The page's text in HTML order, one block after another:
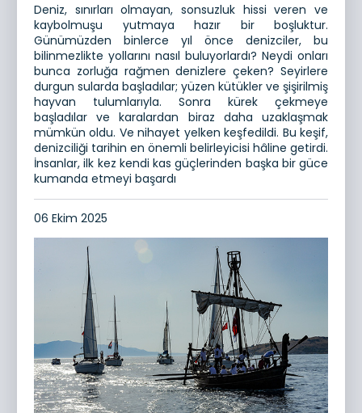
Deniz, sınırları olmayan, sonsuzluk hissi veren ve
kaybolmuşu yutmaya hazır bir boşluktur.
Günümüzden binlerce yıl önce denizciler, bu
bilinmezlikte yollarını nasıl buluyorlardı? Neydi onları
bunca zorluğa rağmen denizlere çeken? Seyirlere
durgun sularda başladılar; yüzen kütükler ve şişirilmiş
hayvan tulumlarıyla. Sonra kürek çekmeye
başladılar ve karalardan biraz daha uzaklaşmak
mümkün oldu. Ve nihayet yelken keşfedildi. Bu keşif,
denizciliği tarihin en önemli belirleyicisi hâline getirdi.
İnsanlar, ilk kez kendi kas güçlerinden başka bir güce
kumanda etmeyi başardı
06 Ekim 2025